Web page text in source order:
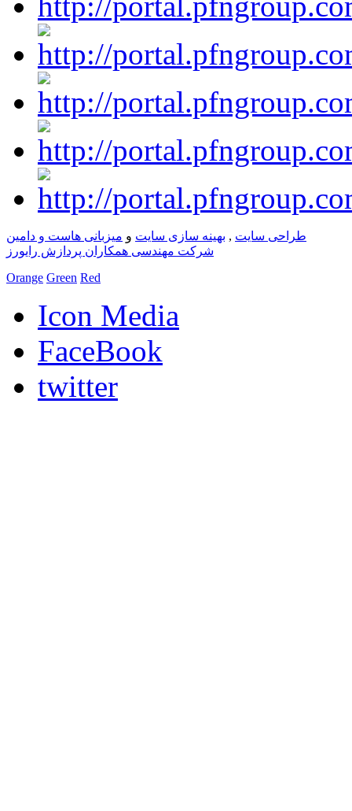
طراحی سایت , بهینه سازی سایت و میزبانی هاست و دامین
شرکت مهندسی همکاران پردازش رایورز
Orange Green Red
Icon Media
FaceBook
twitter